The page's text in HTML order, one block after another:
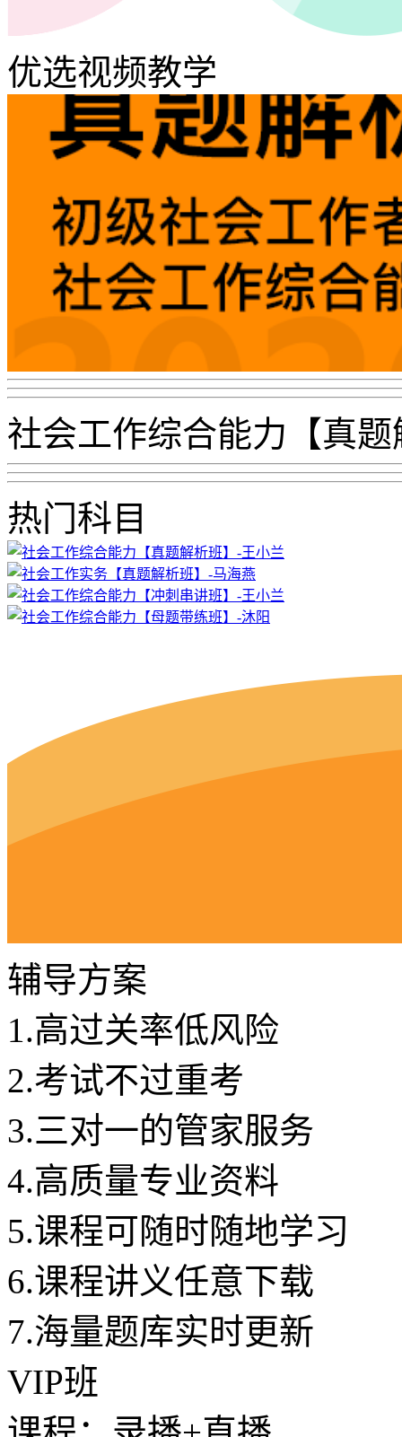
优选视频教学
社会工作综合能力【真
热门科目
辅导方案
1.高过关率低风险
2.考试不过重考
3.三对一的管家服务
4.高质量专业资料
5.课程可随时随地学习
6.课程讲义任意下载
7.海量题库实时更新
VIP班